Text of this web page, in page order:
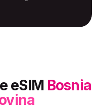
eSIM Bosnia